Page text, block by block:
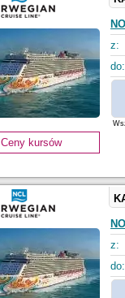
z:
do:
Ceny kursów
z:
do: